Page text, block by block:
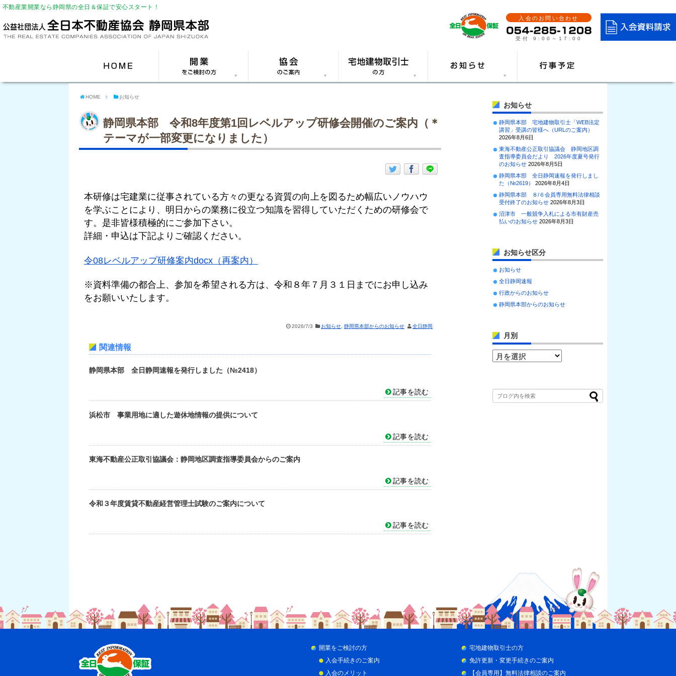
不動産業開業なら静岡県の全日＆保証で安心スタート！
入会のお問い合わせ
受付 9:00～17:00
HOME お知らせ
静岡県本部 令和8年度第1回レベルアップ研修会開催のご案内（＊
テーマが一部変更になりました）
本研修は宅建業に従事されている方々の更なる資質の向上を図るため幅広いノウハウ
を学ぶことにより、明日 からの業務に役立つ知識を習得していただくための研修会で
す。是非皆様積極的にご参加下さい。
詳細・申込は下記よりご確認ください。
令08レベルアップ研修案内docx（再案内）
※資料準備の都合上、参加を希望される方は、令和８年７月３１日までにお申し込み
をお願いいたします。
2026/7/3 お知らせ ,静岡県本部からのお知らせ 全日静岡
関連情報
静岡県本部 全日静岡速報を発行しました（№2418）
記事を読む
浜松市 事業用地に適した遊休地情報の提供について
記事を読む
東海不動産公正取引協議会：静岡地区調査指導委員会からのご案内
記事を読む
令和３年度賃貸不動産経営管理士試験のご案内について
記事を読む
お知らせ
静岡県本部 宅地建物取引士「WEB法定
講習」受講の皆様へ（URLのご案内）
2026年8月6日
東海不動産公正取引協議会 静岡地区調
査指導委員会だより 2026年度夏号発行
のお知らせ 2026年8月5日
静岡県本部 全日静岡速報を発行しまし
た（№2619）
2026年8月4日
静岡県本部 ８/６会員専用無料法律相談
受付終了のお知らせ 2026年8月3日
沼津市 一般競争入札による市有財産売
払いのお知らせ 2026年8月3日
お知らせ区分
お知らせ
全日静岡速報
行政からのお知らせ
静岡県本部からのお知らせ
月別
開業をご検討の方
入会手続きのご案内
入会のメリット
宅地建物取引士の方
免許更新・変更手続きのご案内
【会員専用】無料法律相談のご案内